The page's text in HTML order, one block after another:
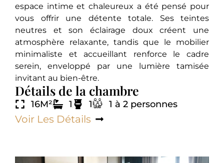
espace intime et chaleureux a été pensé pour
vous offrir une détente totale. Ses teintes
neutres et son éclairage doux créent une
atmosphère relaxante, tandis que le mobilier
minimaliste et accueillant renforce le cadre
serein, enveloppé par une lumière tamisée
invitant au bien-être.
Détails de la chambre
16M² 1 1 1 à 2 personnes
Voir Les Détails